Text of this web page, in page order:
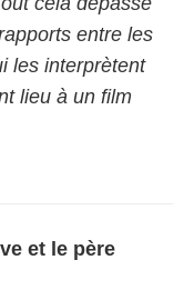
entre les
les interprètent
lieu à un film
et le père